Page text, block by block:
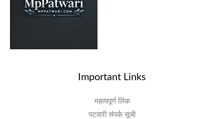
Important Links
महत्वपूर्ण लिंक
पटवारी संपर्क सूची